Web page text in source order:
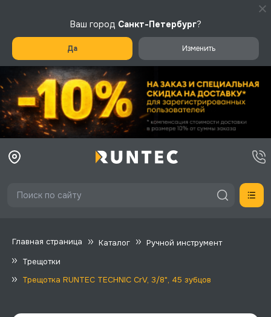
Ваш город Санкт-Петербург?
Да Изменить
Главная страница Каталог
Ручной инструмент
Трещотки
Трещотка RUNTEC TECHNIC CrV, 3/8", 45 зубцов